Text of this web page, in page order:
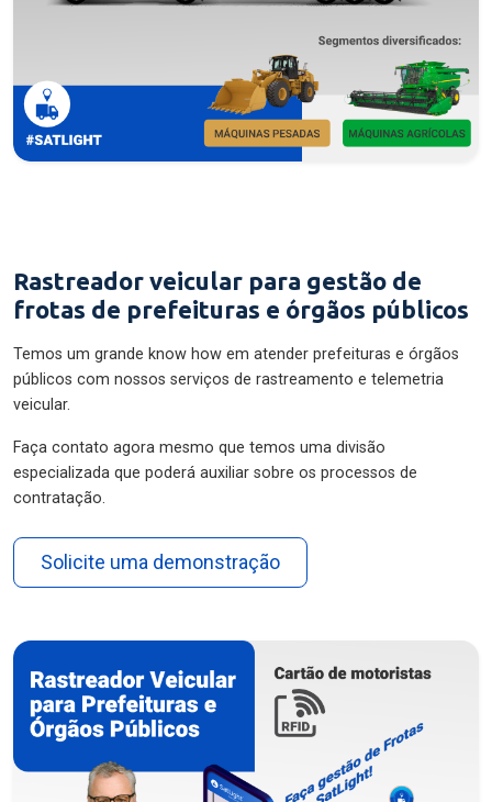
Rastreador veicular para gestão de
frotas de prefeituras e órgãos públicos
Temos um grande know how em atender prefeituras e órgãos
públicos com nossos serviços de rastreamento e telemetria
veicular.
Faça contato agora mesmo que temos uma divisão
especializada que poderá auxiliar sobre os processos de
contratação.
Solicite uma demonstração